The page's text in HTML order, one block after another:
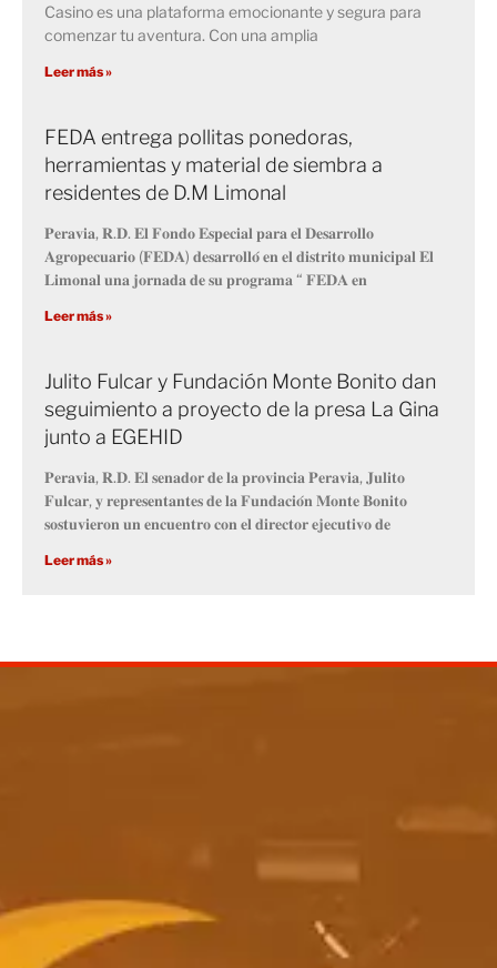
Casino es una plataforma emocionante y segura para
comenzar tu aventura. Con una amplia
Leer más »
FEDA entrega pollitas ponedoras,
herramientas y material de siembra a
residentes de D.M Limonal
𝐏𝐞𝐫𝐚𝐯𝐢𝐚, 𝐑.𝐃. 𝐄𝐥 𝐅𝐨𝐧𝐝𝐨 𝐄𝐬𝐩𝐞𝐜𝐢𝐚𝐥 𝐩𝐚𝐫𝐚 𝐞𝐥 𝐃𝐞𝐬𝐚𝐫𝐫𝐨𝐥𝐥𝐨
𝐀𝐠𝐫𝐨𝐩𝐞𝐜𝐮𝐚𝐫𝐢𝐨 (𝐅𝐄𝐃𝐀) 𝐝𝐞𝐬𝐚𝐫𝐫𝐨𝐥𝐥𝐨́ 𝐞𝐧 𝐞𝐥 𝐝𝐢𝐬𝐭𝐫𝐢𝐭𝐨 𝐦𝐮𝐧𝐢𝐜𝐢𝐩𝐚𝐥 𝐄𝐥
𝐋𝐢𝐦𝐨𝐧𝐚𝐥 𝐮𝐧𝐚 𝐣𝐨𝐫𝐧𝐚𝐝𝐚 𝐝𝐞 𝐬𝐮 𝐩𝐫𝐨𝐠𝐫𝐚𝐦𝐚 “ 𝐅𝐄𝐃𝐀 𝐞𝐧
Leer más »
Julito Fulcar y Fundación Monte Bonito dan
seguimiento a proyecto de la presa La Gina
junto a EGEHID
𝐏𝐞𝐫𝐚𝐯𝐢𝐚, 𝐑.𝐃. 𝐄𝐥 𝐬𝐞𝐧𝐚𝐝𝐨𝐫 𝐝𝐞 𝐥𝐚 𝐩𝐫𝐨𝐯𝐢𝐧𝐜𝐢𝐚 𝐏𝐞𝐫𝐚𝐯𝐢𝐚, 𝐉𝐮𝐥𝐢𝐭𝐨
𝐅𝐮𝐥𝐜𝐚𝐫, 𝐲 𝐫𝐞𝐩𝐫𝐞𝐬𝐞𝐧𝐭𝐚𝐧𝐭𝐞𝐬 𝐝𝐞 𝐥𝐚 𝐅𝐮𝐧𝐝𝐚𝐜𝐢𝐨́𝐧 𝐌𝐨𝐧𝐭𝐞 𝐁𝐨𝐧𝐢𝐭𝐨
𝐬𝐨𝐬𝐭𝐮𝐯𝐢𝐞𝐫𝐨𝐧 𝐮𝐧 𝐞𝐧𝐜𝐮𝐞𝐧𝐭𝐫𝐨 𝐜𝐨𝐧 𝐞𝐥 𝐝𝐢𝐫𝐞𝐜𝐭𝐨𝐫 𝐞𝐣𝐞𝐜𝐮𝐭𝐢𝐯𝐨 𝐝𝐞
Leer más »